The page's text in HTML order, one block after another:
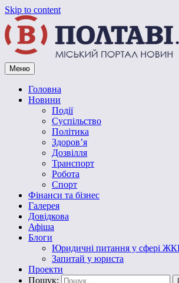
Skip to content
Vpoltave.info
Полтавський портал новин
Меню
Головна
Новини
Події
Суспільство
Політика
Здоров’я
Дозвілля
Транспорт
Робота
Спорт
Фінанси та бізнес
Галерея
Довідкова
Афіша
Блоги
Юридичні питання у сфері
Запитай у юриста
Проекти
Пошук: